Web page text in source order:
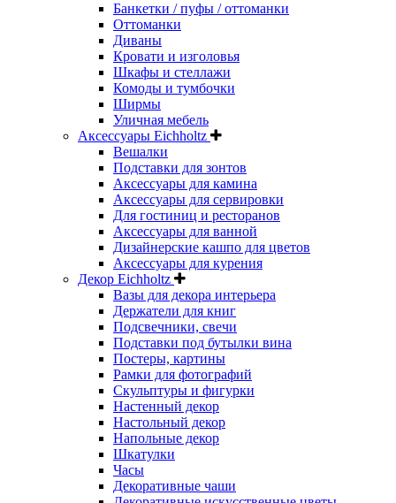
Банкетки / пуфы / оттоманки
Оттоманки
Диваны
Кровати и изголовья
Шкафы и стеллажи
Комоды и тумбочки
Ширмы
Уличная мебель
Аксессуары Eichholtz
Вешалки
Подставки для зонтов
Аксессуары для камина
Аксессуары для сервировки
Для гостиниц и ресторанов
Аксессуары для ванной
Дизайнерские кашпо для цветов
Аксессуары для курения
Декор Eichholtz
Вазы для декора интерьера
Держатели для книг
Подсвечники, свечи
Подставки под бутылки вина
Постеры, картины
Рамки для фотографий
Скульптуры и фигурки
Настенный декор
Настольный декор
Напольные декор
Шкатулки
Часы
Декоративные чаши